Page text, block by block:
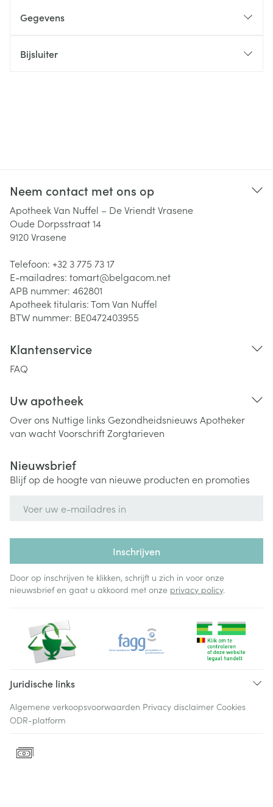
Gegevens
Bijsluiter
Neem contact met ons op
Apotheek Van Nuffel – De Vriendt Vrasene
Oude Dorpsstraat 14
9120Vrasene
Telefoon: +32 3 775 73 17
E-mailadres: tomart@belgacom.net
APB nummer: 462801
Apotheek titularis:Tom Van Nuffel
BTW nummer: BE0472403955
Klantenservice
FAQ
Uw apotheek
Over ons Nuttige links Gezondheidsnieuws Apotheker
van wachtVoorschriftZorgtarieven
Nieuwsbrief
Blijf op de hoogte van nieuwe producten en promoties
Inschrijven
Door op inschrijven te klikken, schrijft u zich in voor onze
nieuwsbrief en gaat u akkoord met onze privacy policy.
Juridische links
Algemene verkoopsvoorwaarden Privacy disclaimer Cookies
ODR-platform